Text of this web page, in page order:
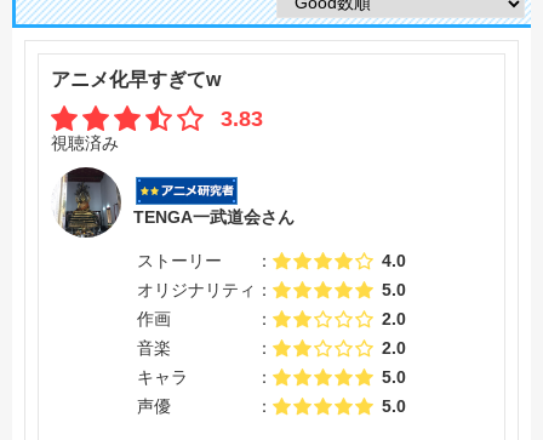
アニメ化早すぎてw
3.83
視聴済み
TENGA一武道会さん
ストーリー
4.0
オリジナリティ
5.0
作画
2.0
音楽
2.0
キャラ
5.0
声優
5.0